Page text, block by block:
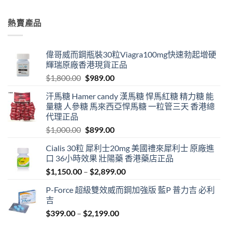
熱賣產品
偉哥威而鋼瓶裝30粒Viagra100mg快速勃起增硬
輝瑞原廠香港現貨正品
$1,800.00 Original
was:
$1,800.00.
$989.00Current
is:
$989.00.
汗馬糖 Hamer candy 漢馬糖 悍馬紅糖 精力糖 能
量糖 人參糖 馬來西亞悍馬糖 一粒管三天 香港總
代理正品
$1,000.00 Original
was:
$1,000.00.
$899.00Current
is:
$899.00.
Cialis 30粒 犀利士20mg 美國禮來犀利士 原廠進
口 36小時效果 壯陽藥 香港藥店正品
$1,150.00 – $2,899.00Price
$1,150.00
P-Force 超級雙效威而鋼加強版 藍P 普力吉 必利
吉
$399.00 – $2,199.00Price